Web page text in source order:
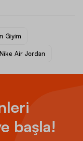
Giyim
Nike Air Jordan
başla!